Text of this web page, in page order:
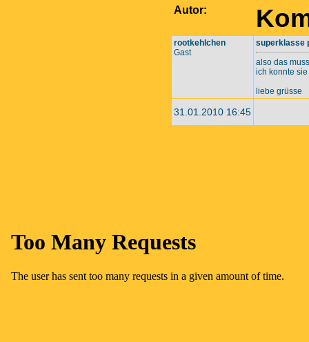
Autor:
rootkehlchen
Gast
superklasse
also das
ich konnte
liebe grüsse
31.01.2010 16:45